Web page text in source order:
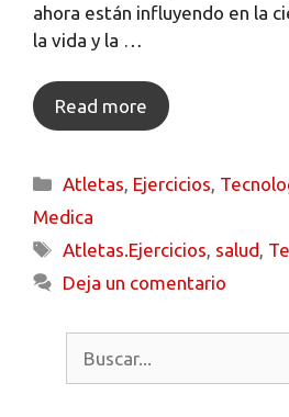
ahora están influyendo en la
la vida y la …
Read more
Atletas, Ejercicios,
Medica
Atletas.Ejercicios, salud,
Deja un comentario